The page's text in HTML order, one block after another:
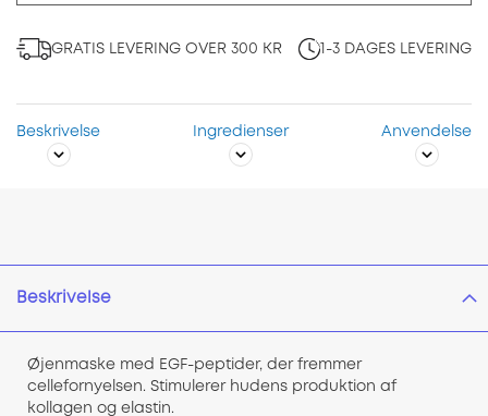
GRATIS LEVERING OVER 300 KR 1-3 DAGES LEVERING
Beskrivelse Ingredienser Anvendelse
Beskrivelse
Øjenmaske med EGF-peptider, der fremmer
cellefornyelsen. Stimulerer hudens produktion af
kollagen og elastin.